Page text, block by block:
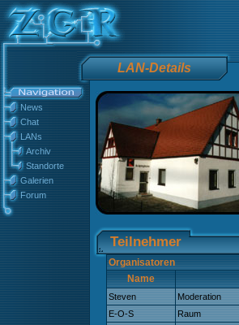
LAN-Details
News
Chat
LANs
Archiv
Standorte
Galerien
Forum
Teilnehmer
Organisatoren
Name
Steven
Moderation
E-O-S
Raum